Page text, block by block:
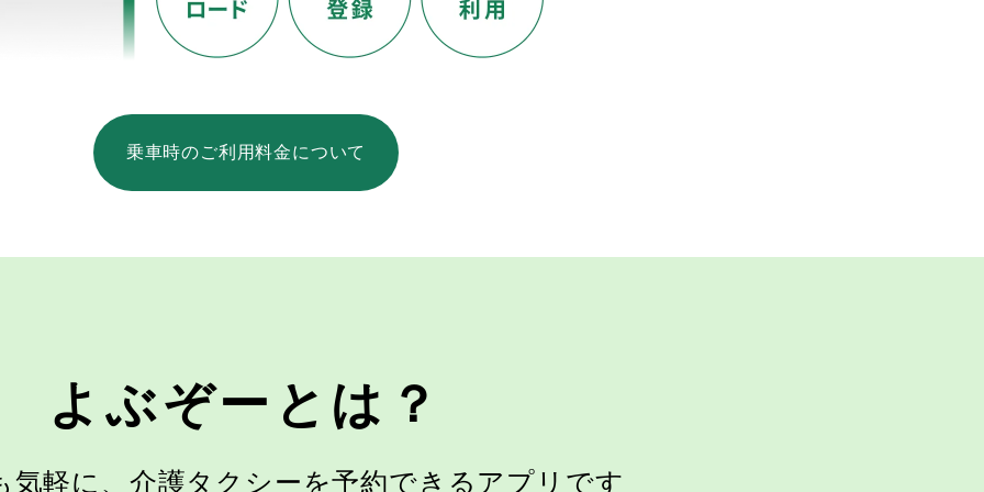
乗車時のご利用料金について
よぶぞーとは？
気軽に、介護タクシーを予約できるアプリです